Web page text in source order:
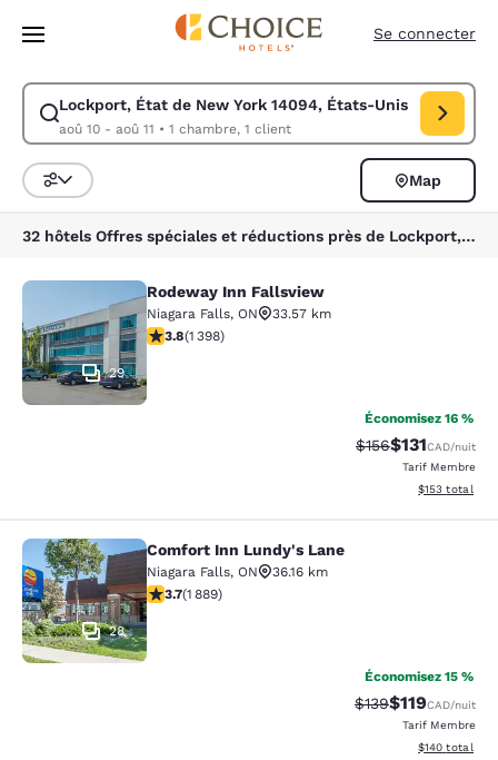
Sauter à Contenu Principal
Se connecter
Lockport, État de New York 14094, États-Unis
aoû 10 - aoû 11 • 1 chambre, 1 client
Modifier la recherche pour Lockport, État de New York 14094, États-
Triez et filtrez
Map
32 hôtels Offres spéciales et réductions près de Lockport, État de New York 14094, États-Unis
Rodeway Inn Fallsview
29
Rodeway Inn Fallsview
Niagara Falls, ON
33.57 km
3.84 étoiles. Bien. 1398 commentaires
3.8(1 398)
Économisez 16 %
Tarif barré :
$156Tarif réduit :
$131CAD/nuit
Tarif Membre
Afficher les
$153 total
Comfort Inn Lundy's Lane
28
Comfort Inn Lundy's Lane
Niagara Falls, ON
36.16 km
3.67 étoiles. Bien. 1889 commentaires
3.7(1 889)
Économisez 15 %
Tarif barré :
$139Tarif réduit :
$119CAD/nuit
Tarif Membre
Afficher les
$140 total